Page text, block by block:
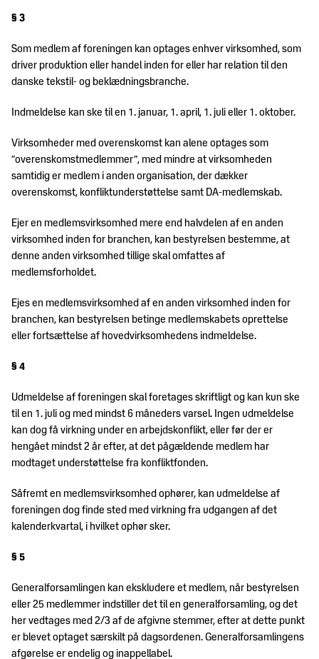
§ 3
Som medlem af foreningen kan optages enhver virksomhed, som
driver produktion eller handel inden for eller har relation til den
danske tekstil- og beklædningsbranche.
Indmeldelse kan ske til en 1. januar, 1. april, 1. juli eller 1. oktober.
Virksomheder med overenskomst kan alene optages som
”overenskomstmedlemmer”, med mindre at virksomheden
samtidig er medlem i anden organisation, der dækker
overenskomst, konfliktunderstøttelse samt DA-medlemskab.
Ejer en medlemsvirksomhed mere end halvdelen af en anden
virksomhed inden for branchen, kan bestyrelsen bestemme, at
denne anden virksomhed tillige skal omfattes af
medlemsforholdet.
Ejes en medlemsvirksomhed af en anden virksomhed inden for
branchen, kan bestyrelsen betinge medlemskabets oprettelse
eller fortsættelse af hovedvirksomhedens indmeldelse.
§ 4
Udmeldelse af foreningen skal foretages skriftligt og kan kun ske
til en 1. juli og med mindst 6 måneders varsel. Ingen udmeldelse
kan dog få virkning under en arbejdskonflikt, eller før der er
hengået mindst 2 år efter, at det pågældende medlem har
modtaget understøttelse fra konfliktfonden.
Såfremt en medlemsvirksomhed ophører, kan udmeldelse af
foreningen dog finde sted med virkning fra udgangen af det
kalenderkvartal, i hvilket ophør sker.
§ 5
Generalforsamlingen kan ekskludere et medlem, når bestyrelsen
eller 25 medlemmer indstiller det til en generalforsamling, og det
her vedtages med 2/3 af de afgivne stemmer, efter at dette punkt
er blevet optaget særskilt på dagsordenen. Generalforsamlingens
afgørelse er endelig og inappellabel.